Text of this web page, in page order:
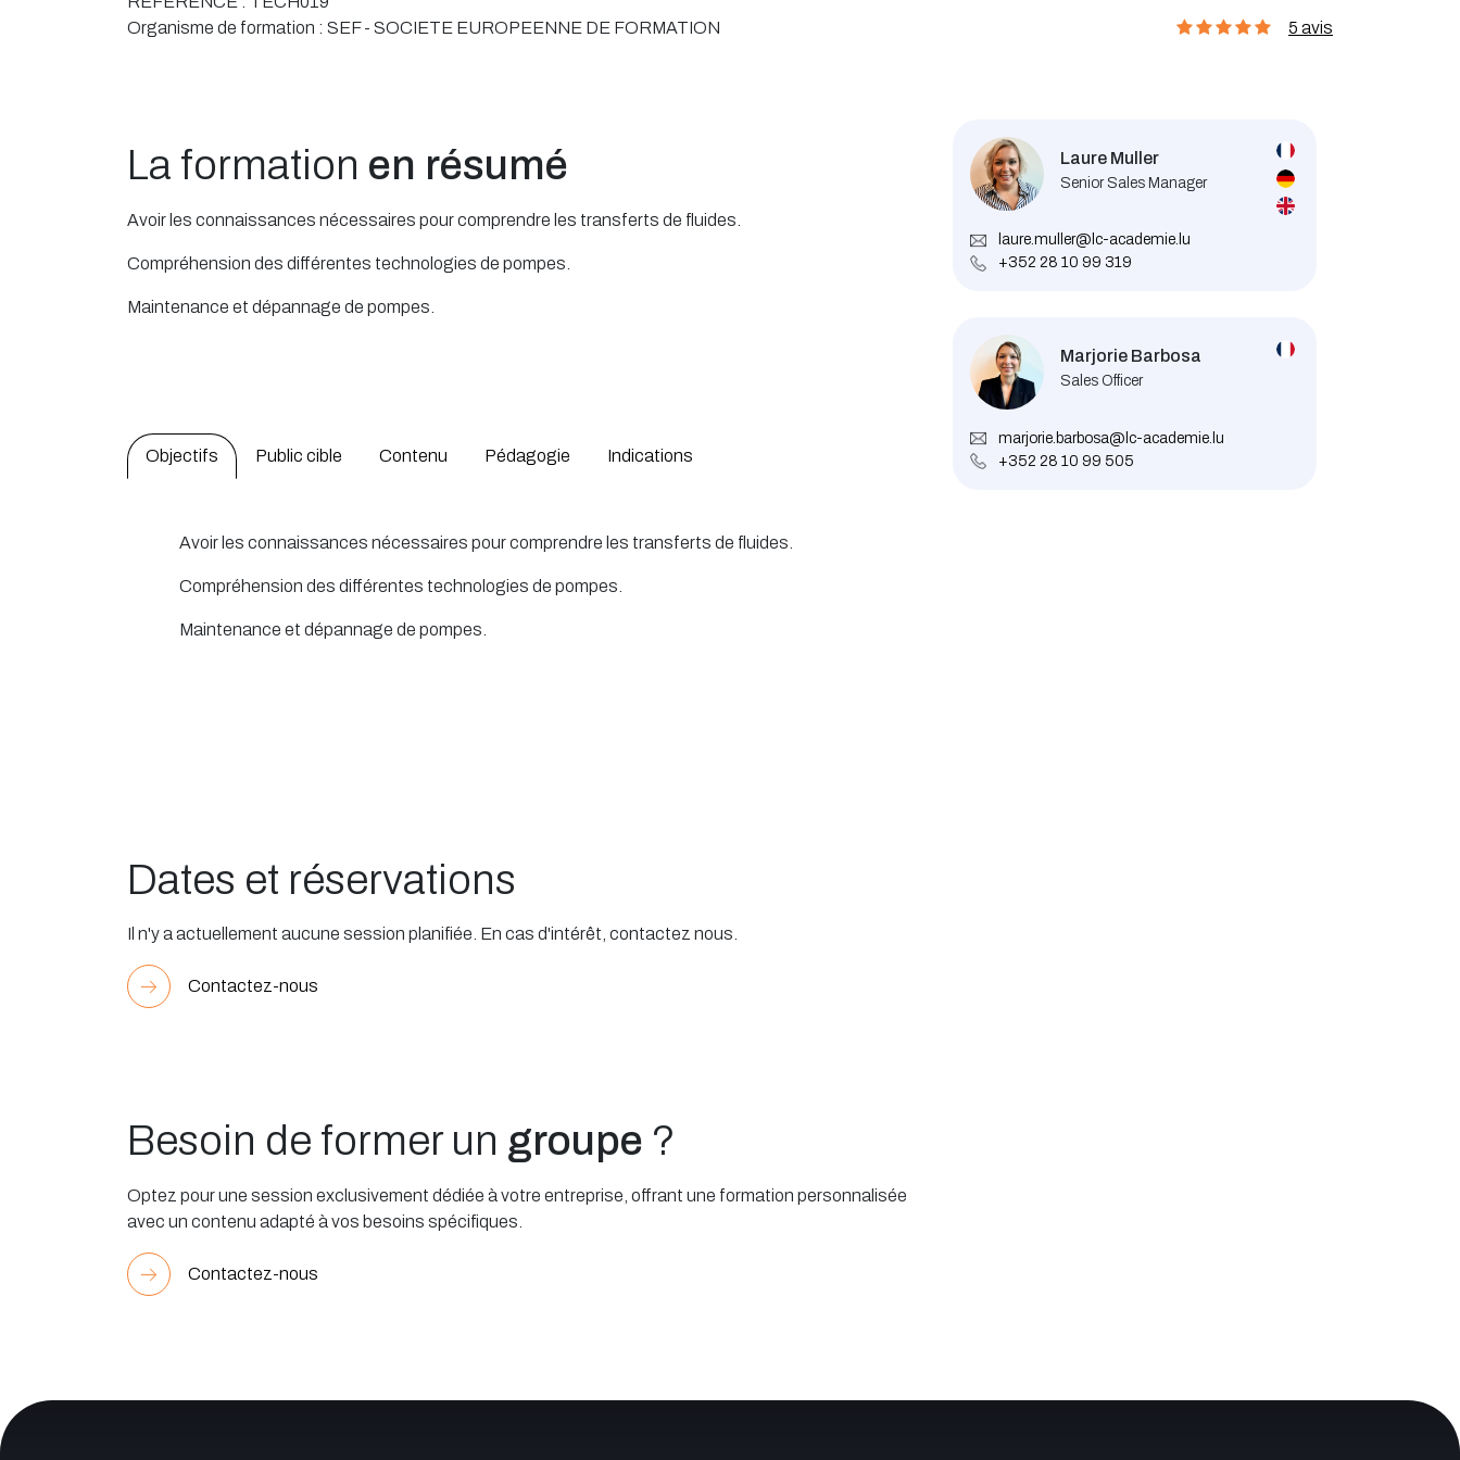
Organisme de formation : SEF - SOCIETE EUROPEENNE DE FORMATION 5 avis
La formation en résumé
Avoir les connaissances nécessaires pour comprendre les transferts de fluides.
Compréhension des différentes technologies de pompes.
Maintenance et dépannage de pompes.
Objectifs Public cible Contenu Pédagogie Indications
Avoir les connaissances nécessaires pour comprendre les transferts de fluides.
Compréhension des différentes technologies de pompes.
Maintenance et dépannage de pompes.
Dates et réservations
Il n'y a actuellement aucune session planifiée. En cas d'intérêt, contactez nous.
Contactez-nous
Besoin de former un groupe ?
Optez pour une session exclusivement dédiée à votre entreprise, offrant une formation personnalisée
avec un contenu adapté à vos besoins spécifiques.
Contactez-nous
Laure Muller
Senior Sales Manager
laure.muller@lc-academie.lu
+352 28 10 99 319
Marjorie Barbosa
Sales Officer
marjorie.barbosa@lc-academie.lu
+352 28 10 99 505